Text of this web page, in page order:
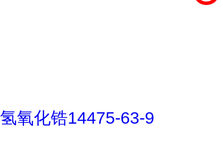
氢氧化锆14475-63-9